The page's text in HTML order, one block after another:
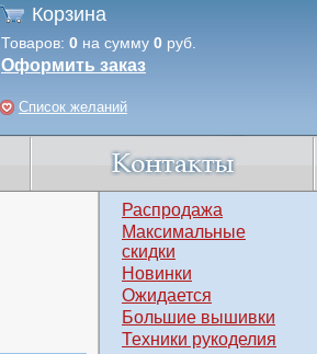
Корзина
Товаров: 0 на сумму 0 руб.
Оформить заказ
Список желаний
Распродажа
Максимальные
скидки
Новинки
Ожидается
Большие вышивки
Техники рукоделия